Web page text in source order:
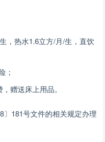
，热水1.6立方/月/生，直饮
；
赠送床上用品。
〕181号文件的相关规定办理